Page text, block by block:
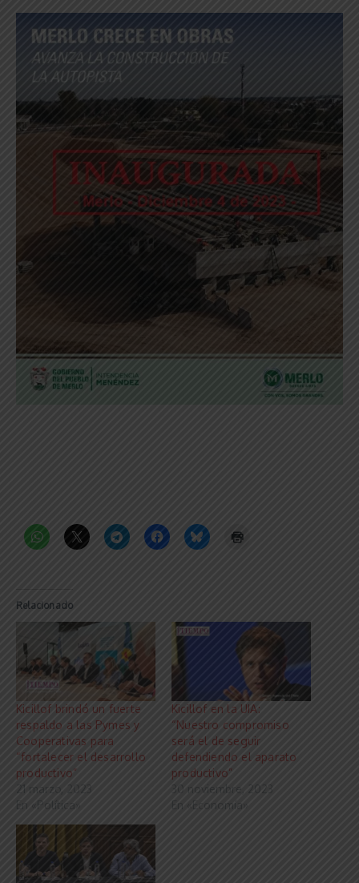
Relacionado
Kicillof brindó un fuerte
respaldo a las Pymes y
Cooperativas para
“fortalecer el desarrollo
productivo”
21 marzo, 2023
En «Política»
Kicillof en la UIA:
“Nuestro compromiso
será el de seguir
defendiendo el aparato
productivo”
30 noviembre, 2023
En «Economía»